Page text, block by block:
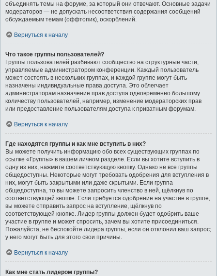
объединять темы на форуме, за который они отвечают. Основные задачи
модераторов — не допускать несоответствия содержания сообщений
обсуждаемым темам (оффтопик), оскорблений.
Вернуться к началу
Что такое группы пользователей?
Группы пользователей разбивают сообщество на структурные части,
управляемые администратором конференции. Каждый пользователь
может состоять в нескольких группах, и каждой группе могут быть
назначены индивидуальные права доступа. Это облегчает
администраторам назначение прав доступа одновременно большому
количеству пользователей, например, изменение модераторских прав
или предоставление пользователям доступа к приватным форумам.
Вернуться к началу
Где находятся группы и как мне вступить в них?
Вы можете получить информацию обо всех существующих группах по
ссылке «Группы» в вашем личном разделе. Если вы хотите вступить в
одну из них, нажмите соответствующую кнопку. Однако не все группы
общедоступны. Некоторые могут требовать одобрения для вступления в
них, могут быть закрытыми или даже скрытыми. Если группа
общедоступна, то вы можете запросить членство в ней, щёлкнув по
соответствующей кнопке. Если требуется одобрение на участие в группе,
вы можете отправить запрос на вступление, щёлкнув по
соответствующей кнопке. Лидер группы должен будет одобрить ваше
участие в группе и может спросить, зачем вы хотите присоединиться.
Пожалуйста, не беспокойте лидера группы, если он отклонил ваш запрос;
у него могут быть для этого свои причины.
Вернуться к началу
Как мне стать лидером группы?